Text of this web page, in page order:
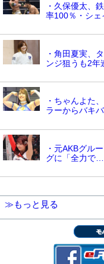
・久保優太、
率100％・シ
・角田夏実、
ンジ狙うも2年
・ちゃんよた
ラーからバキ
・元AKBグル
グに「全力で
≫もっと見る
モ